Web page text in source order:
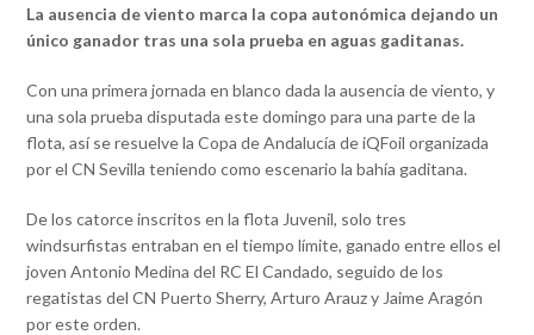
La ausencia de viento marca la copa autonómica dejando un
único ganador tras una sola prueba en aguas gaditanas.
Con una primera jornada en blanco dada la ausencia de viento, y
una sola prueba disputada este domingo para una parte de la
flota, así se resuelve la Copa de Andalucía de iQFoil organizada
por el CN Sevilla teniendo como escenario la bahía gaditana.
De los catorce inscritos en la flota Juvenil, solo tres
windsurfistas entraban en el tiempo límite, ganado entre ellos el
joven Antonio Medina del RC El Candado, seguido de los
regatistas del CN Puerto Sherry, Arturo Arauz y Jaime Aragón
por este orden.